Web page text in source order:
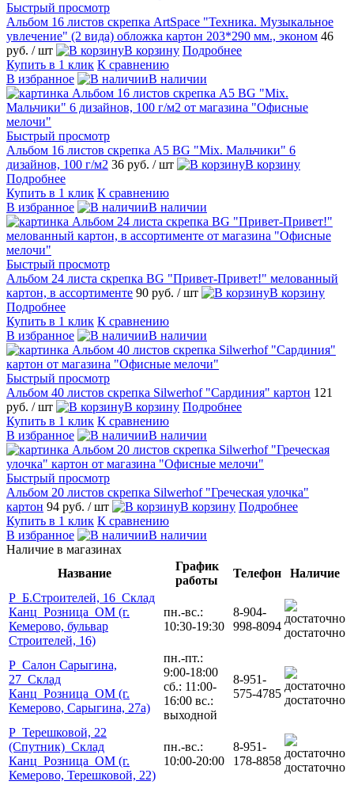
Быстрый просмотр
Альбом 16 листов скрепка ArtSpace "Техника. Музыкальное
увлечение" (2 вида) обложка картон 203*290 мм., эконом 46
руб. / шт В корзину Подробнее
Купить в 1 клик К сравнению
В избранное
В наличии
Быстрый просмотр
Альбом 16 листов скрепка А5 BG "Mix. Мальчики" 6
дизайнов, 100 г/м2 36 руб. / шт
В корзину
Подробнее
Купить в 1 клик К сравнению
В избранное
В наличии
Быстрый просмотр
Альбом 24 листа скрепка BG "Привет-Привет!" мелованный
картон, в ассортименте 90 руб. / шт
В корзину
Подробнее
Купить в 1 клик К сравнению
В избранное
В наличии
Быстрый просмотр
Альбом 40 листов скрепка Silwerhof "Сардиния" картон 121
руб. / шт В корзину Подробнее
Купить в 1 клик К сравнению
В избранное
В наличии
Быстрый просмотр
Альбом 20 листов скрепка Silwerhof "Греческая улочка"
картон 94 руб. / шт В корзину Подробнее
Купить в 1 клик К сравнению
В избранное
В наличии
Наличие в магазинах
Название
График
работы
Телефон
Наличие
Р_Б.Строителей, 16_Склад
Канц_Розница_ОМ (г.
Кемерово, бульвар
Строителей, 16)
пн.-вс.:
10:30-19:30
8-904-
998-8094 достаточно
Р_Салон Сарыгина,
27_Склад
Канц_Розница_ОМ (г.
Кемерово, Сарыгина, 27а)
пн.-пт.:
9:00-18:00
сб.: 11:00-
16:00 вс.:
выходной
8-951-
575-4785 достаточно
Р_Терешковой, 22
(Спутник)_Склад
Канц_Розница_ОМ (г.
Кемерово, Терешковой, 22)
пн.-вс.:
10:00-20:00
8-951-
178-8858 достаточно